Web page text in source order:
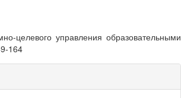
целевого управления образовательными
164